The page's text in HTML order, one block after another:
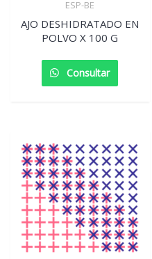
ESP-BE
AJO DESHIDRATADO EN
POLVO X 100 G
Consultar